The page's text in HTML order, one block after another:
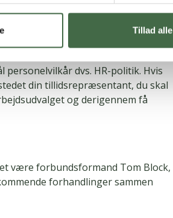
Tillad alle
dvs. HR-politik. Hvis
din tillidsrepræsentant, du skal
og derigennem få
være forbundsformand Tom Block,
forhandlinger sammen